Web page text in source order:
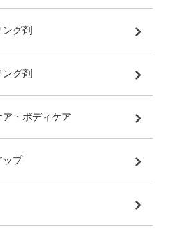
グ剤
グ剤
ア・ボディケア
ップ